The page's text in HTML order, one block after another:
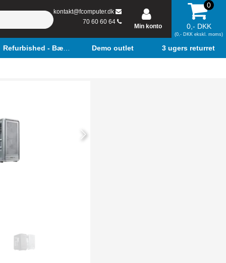
kontakt@fcomputer.dk
70 60 60 64
Min konto
0
0,- DKK
(0,- DKK ekskl. moms)
Refurbished - Bærbar Demo outlet 3 ugers returret